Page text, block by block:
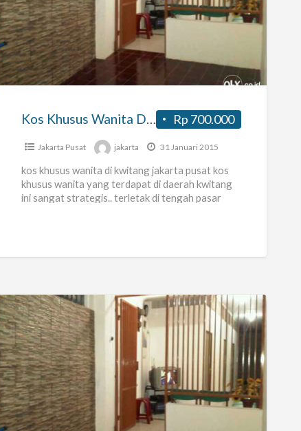
Rp 700.000
Kos Khusus Wanita Di Ps. Kwitang
Jakarta Pusat jakarta 31 Januari 2015
kos khusus wanita di kwitang jakarta pusat kos
khusus wanita yang terdapat di daerah kwitang
ini sangat strategis.. terletak di tengah pasar